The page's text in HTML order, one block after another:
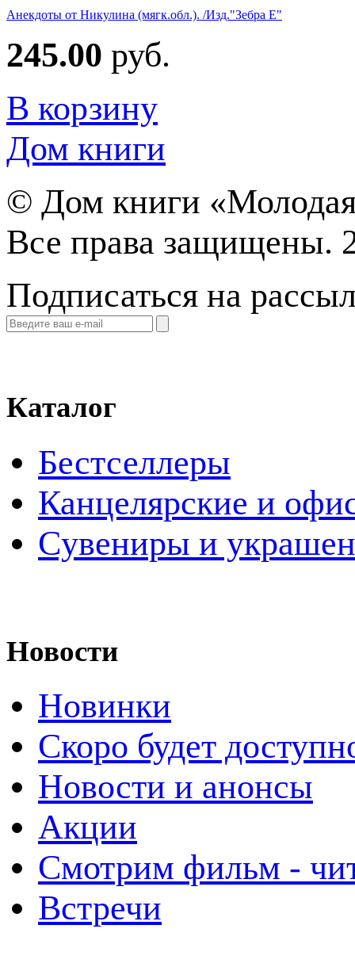
Анекдоты от Никулина (мягк.обл.). /Изд."Зебра Е"
245.00 руб.
В корзину
Дом книги
© Дом книги
Все права защищены.
Подписаться на
Каталог
Бестселлеры
Канцелярские и
Cувениры и
Новости
Новинки
Скоро будет
Новости и анонсы
Акции
Смотрим фильм -
Встречи